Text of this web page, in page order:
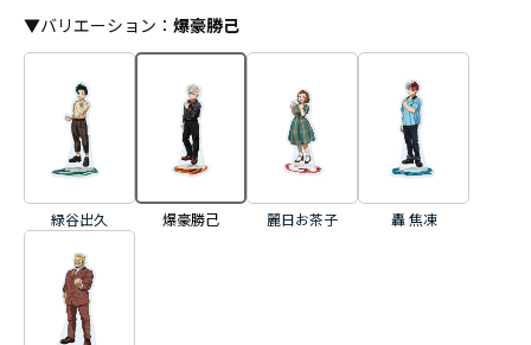
▼バリエーション ： 爆豪勝己
緑谷出久 爆豪勝己 麗日お茶子 轟 焦凍